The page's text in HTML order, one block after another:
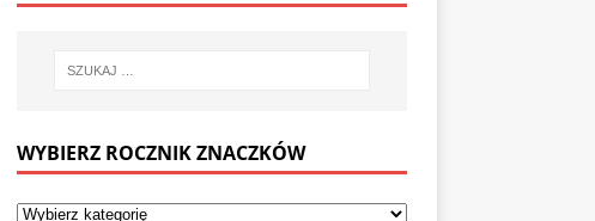
WYBIERZ ROCZNIK ZNACZKÓW